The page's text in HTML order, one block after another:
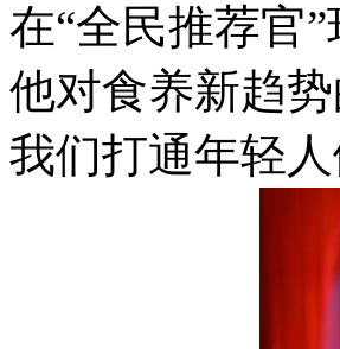
在“全民推荐官
他对食养新趋
我们打通年轻